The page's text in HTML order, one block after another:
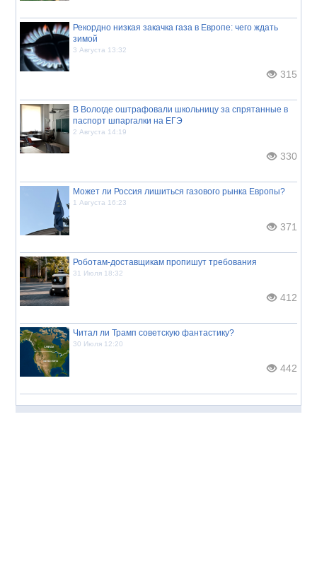
Рекордно низкая закачка газа в Европе: чего ждать
зимой
3 Августа 13:32
315
В Вологде оштрафовали школьницу за спрятанные в
паспорт шпаргалки на ЕГЭ
2 Августа 14:19
330
Может ли Россия лишиться газового рынка Европы?
1 Августа 16:23
371
Роботам-доставщикам пропишут требования
31 Июля 18:32
412
Читал ли Трамп советскую фантастику?
30 Июля 12:20
442